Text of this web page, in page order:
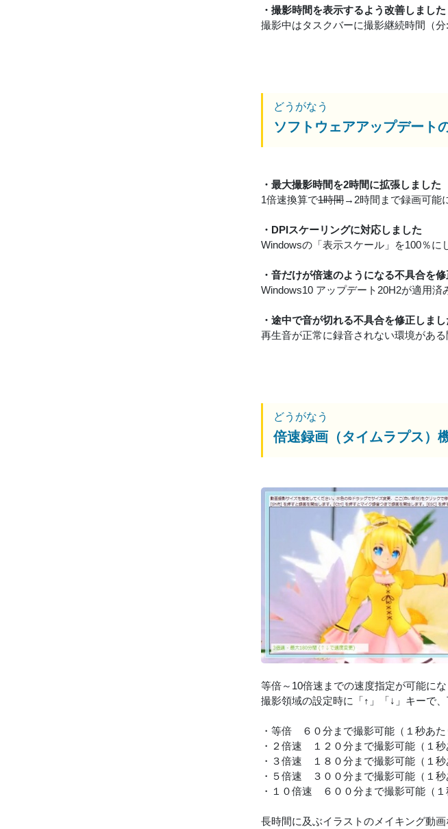
・撮影時間を表示するよう改善しました
撮影中はタスクバーに撮影継続時間（
どうがなう
ソフトウェアアップデート
・最大撮影時間を2時間に拡張しました
1倍速換算で1時間→2時間まで録画可能
・DPIスケーリングに対応しました
Windowsの「表示スケール」を100％に
・音だけが倍速のようになる不具合を
Windows10 アップデート20H2が適用済
・途中で音が切れる不具合を修正しまし
再生音が正常に録音されない環境がある
どうがなう
倍速録画（タイムラプス）
等倍～10倍速までの速度指定が可能にな
撮影領域の設定時に「↑」「↓」キーで
・等倍 ６０分まで撮影可能（１秒あた
・２倍速 １２０分まで撮影可能（１秒
・３倍速 １８０分まで撮影可能（１秒
・５倍速 ３００分まで撮影可能（１秒
・１０倍速 ６００分まで撮影可能（１
長時間に及ぶイラストのメイキング動